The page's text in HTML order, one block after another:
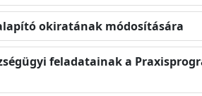
okiratának módosítására
feladatainak a